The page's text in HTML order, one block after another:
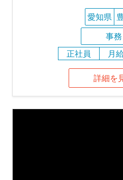
愛知県
事務
正社員
月
詳細を